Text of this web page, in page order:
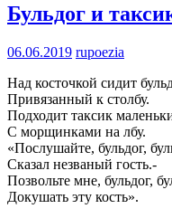
Бульдог и
06.06.2019 rupoezia
Над косточкой сидит
Привязанный к столбу.
Подходит таксик
С морщинками на лбу.
«Послушайте, бульдог,
Сказал незваный гость.-
Позвольте мне, бульдог,
Докушать эту кость».